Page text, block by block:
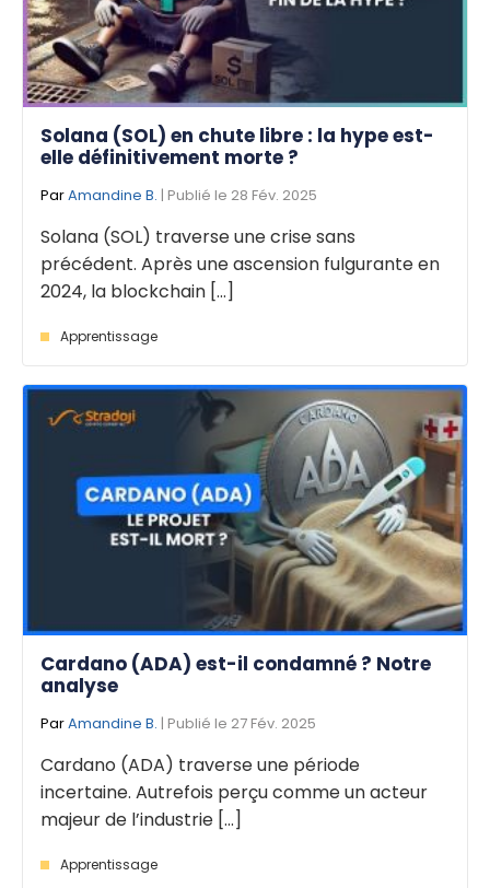
Solana (SOL) en chute libre : la hype est-
elle définitivement morte ?
ParAmandine B. | Publié le 28 Fév. 2025
Solana (SOL) traverse une crise sans
précédent. Après une ascension fulgurante en
2024, la blockchain [...]
Apprentissage
Cardano (ADA) est-il condamné ? Notre
analyse
ParAmandine B. | Publié le 27 Fév. 2025
Cardano (ADA) traverse une période
incertaine. Autrefois perçu comme un acteur
majeur de l’industrie [...]
Apprentissage